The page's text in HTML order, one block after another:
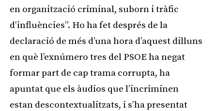
en organització criminal, suborn i tràfic
d’influències”. Ho ha fet després de la
declaració de més d’una hora d’aquest dilluns
en què l’exnúmero tres del PSOE ha negat
formar part de cap trama corrupta, ha
apuntat que els àudios que l’incriminen
estan descontextualitzats, i s’ha presentat